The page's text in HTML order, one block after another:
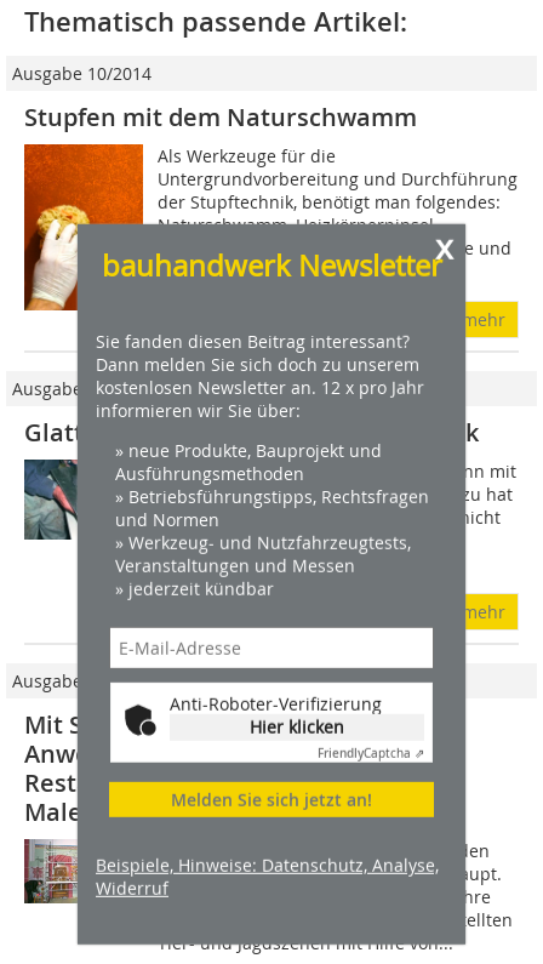
x
bauhandwerk Newsletter
Sie fanden diesen Beitrag interessant?
Dann melden Sie sich doch zu unserem
kostenlosen Newsletter an. 12 x pro Jahr
informieren wir Sie über:
» neue Produkte, Bauprojekt und
Ausführungsmethoden
» Betriebsführungstipps, Rechtsfragen
und Normen
» Werkzeug- und Nutzfahrzeugtests,
Veranstaltungen und Messen
» jederzeit kündbar
Anti-Roboter-Verifizierung
Hier klicken
FriendlyCaptcha ⇗
Melden Sie sich jetzt an!
Beispiele, Hinweise: Datenschutz, Analyse,
Widerruf
Thematisch passende Artikel:
Ausgabe 10/2014
Stupfen mit dem Naturschwamm
Als Werkzeuge für die
Untergrundvorbereitung und Durchführung
der Stupftechnik, benötigt man folgendes:
Naturschwamm, Heizkörperpinsel,
Flächenstreicher, Farbrolle, Farbwanne und
Gummihandschuhe....
mehr
Ausgabe 03/2012
Glattspachtel- und Schabloniertechnik
Das Auftragen von Kalkbuntfarben kann mit
der Glattspachteltechnik erfolgen. Dazu hat
Auro Kalk-spachtel im Sortiment, die nicht
nur einen einzigartigen Marmoreffekt
hervorruft, sondern die Wand auch...
mehr
Ausgabe 3/2014
Mit Schabloniertechniken gestalten
Anwendung von Schablonen in der
Restaurierung und im modernen
Malerhandwerk
Die Arbeit mit Schablonen gehört zu den
ältesten Gestaltungstechniken überhaupt.
Schon die Höhlenmenschen nutzten ihre
aufgelegte Hand als Schablone und stellten
Tier- und Jagdszenen mit Hilfe von...